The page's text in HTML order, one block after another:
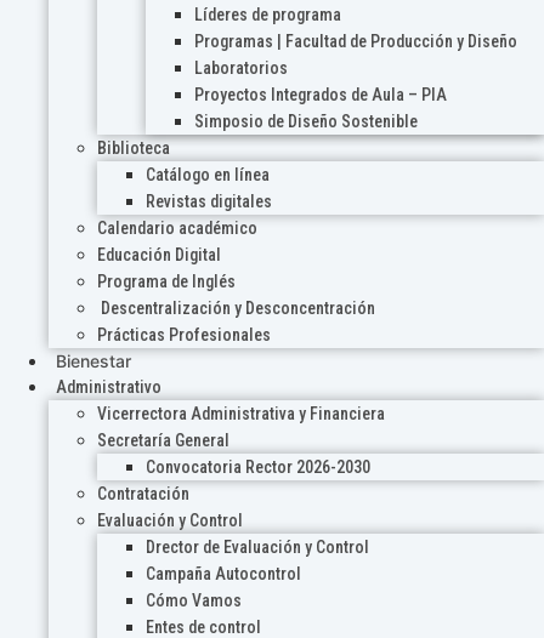
Líderes de programa
Programas | Facultad de Producción y Diseño
Laboratorios
Proyectos Integrados de Aula – PIA
Simposio de Diseño Sostenible
Biblioteca
Catálogo en línea
Revistas digitales
Calendario académico
Educación Digital
Programa de Inglés
Descentralización y Desconcentración
Prácticas Profesionales
Bienestar
Administrativo
Vicerrectora Administrativa y Financiera
Secretaría General
Convocatoria Rector 2026-2030
Contratación
Evaluación y Control
Drector de Evaluación y Control
Campaña Autocontrol
Cómo Vamos
Entes de control